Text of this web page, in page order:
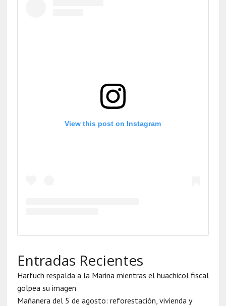
View this post on Instagram
Entradas Recientes
Harfuch respalda a la Marina mientras el huachicol fiscal
golpea su imagen
Mañanera del 5 de agosto: reforestación, vivienda y